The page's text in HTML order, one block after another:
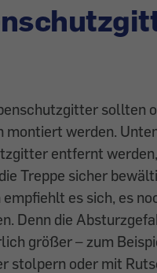
sollten
montiert werden.
entfernt
Treppe sicher
empfiehlt es sich, es
Denn die
größer – zum
stolpern oder mit